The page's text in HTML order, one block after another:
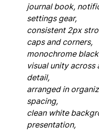
journal book,
settings gear,
consistent 2px
caps and corners,
monochrome
visual unity across
detail,
arranged in
spacing,
clean white
presentation,